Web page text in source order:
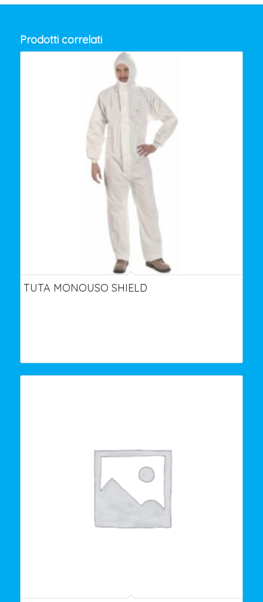
Prodotti correlati
TUTA MONOUSO SHIELD